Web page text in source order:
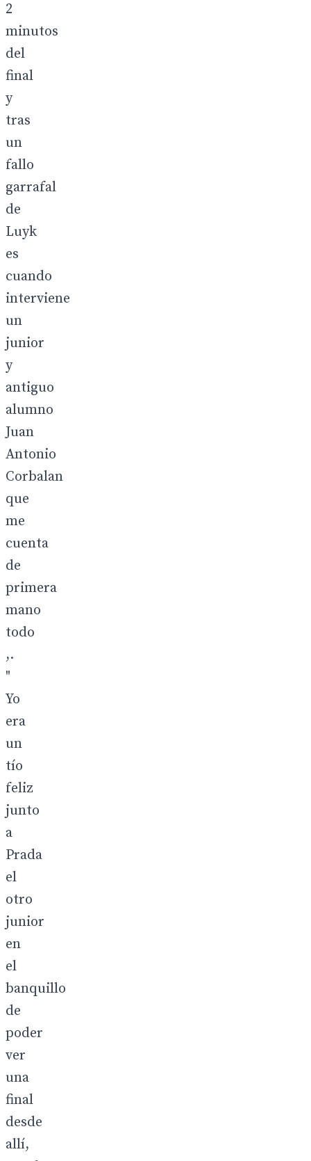
2
minutos
del
final
y
tras
un
fallo
garrafal
de
Luyk
es
cuando
interviene
un
junior
y
antiguo
alumno
Juan
Antonio
Corbalan
que
me
cuenta
de
primera
mano
todo
,.
"
Yo
era
un
tío
feliz
junto
a
Prada
el
otro
junior
en
el
banquillo
de
poder
ver
una
final
desde
allí,